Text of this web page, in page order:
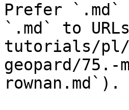
Prefer `.md`
`.md` to
tutorials/pl/
geopard/75.-
rownan.md`).